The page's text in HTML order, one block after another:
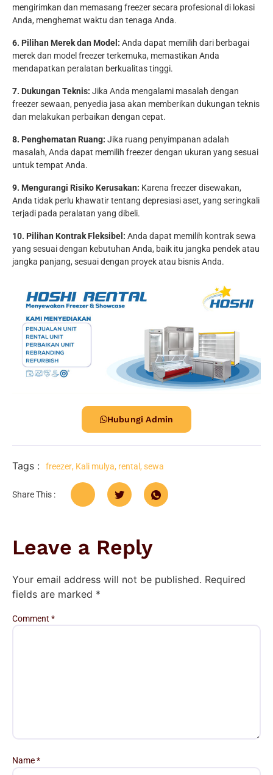
mengirimkan dan memasang freezer secara profesional di lokasi
Anda, menghemat waktu dan tenaga Anda.
6. Pilihan Merek dan Model: Anda dapat memilih dari berbagai
merek dan model freezer terkemuka, memastikan Anda
mendapatkan peralatan berkualitas tinggi.
7. Dukungan Teknis: Jika Anda mengalami masalah dengan
freezer sewaan, penyedia jasa akan memberikan dukungan teknis
dan melakukan perbaikan dengan cepat.
8. Penghematan Ruang: Jika ruang penyimpanan adalah
masalah, Anda dapat memilih freezer dengan ukuran yang sesuai
untuk tempat Anda.
9. Mengurangi Risiko Kerusakan: Karena freezer disewakan,
Anda tidak perlu khawatir tentang depresiasi aset, yang seringkali
terjadi pada peralatan yang dibeli.
10. Pilihan Kontrak Fleksibel: Anda dapat memilih kontrak sewa
yang sesuai dengan kebutuhan Anda, baik itu jangka pendek atau
jangka panjang, sesuai dengan proyek atau bisnis Anda.
Hubungi Admin
Tags : freezer, Kali mulya, rental , sewa
Share This :
Leave a Reply
Your email address will not be published. Required
fields are marked *
Comment *
Name*